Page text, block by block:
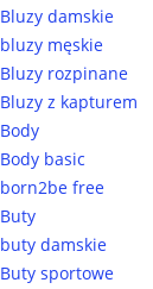
Bluzy damskie
bluzy męskie
Bluzy rozpinane
Bluzy z kapturem
Body
Body basic
born2be free
Buty
buty damskie
Buty sportowe